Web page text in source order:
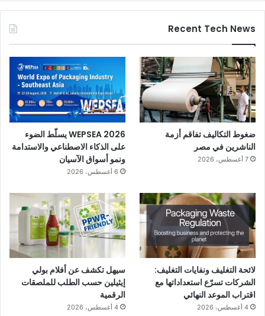
Recent Tech News
ضغوط التكاليف تفاقم أزمة
الناشرين في مصر
7 أغسطس، 2026
WEPSEA 2026 يسلّط الضوء
على الذكاء الاصطناعي والاستدامة
ونمو أسواق الآسيان
6 أغسطس، 2026
لائحة التغليف ونفايات التغليف:
الشركات تسرّع استعداداتها مع
اقتراب الموعد النهائي
4 أغسطس، 2026
سيهل تكشف عن أفلام بولي
إيثيلين حسب الطلب للملصقات
الرقمية
4 أغسطس، 2026